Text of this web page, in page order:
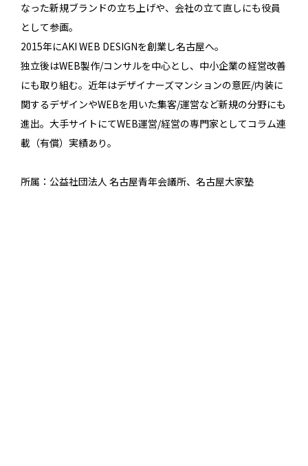
なった新規ブランドの立ち上げや、会社の立て直しにも役員
として参画。
2015年にAKI WEB DESIGNを創業し名古屋へ。
独立後はWEB製作/コンサルを中心とし、中小企業の経営改善
にも取り組む。近年はデザイナーズマンションの意匠/内装に
関するデザインやWEBを用いた集客/運営など新規の分野にも
進出。大手サイトにてWEB運営/経営の専門家としてコラム連
載（有償）実績あり。
所属：公益社団法人 名古屋青年会議所、名古屋大家塾